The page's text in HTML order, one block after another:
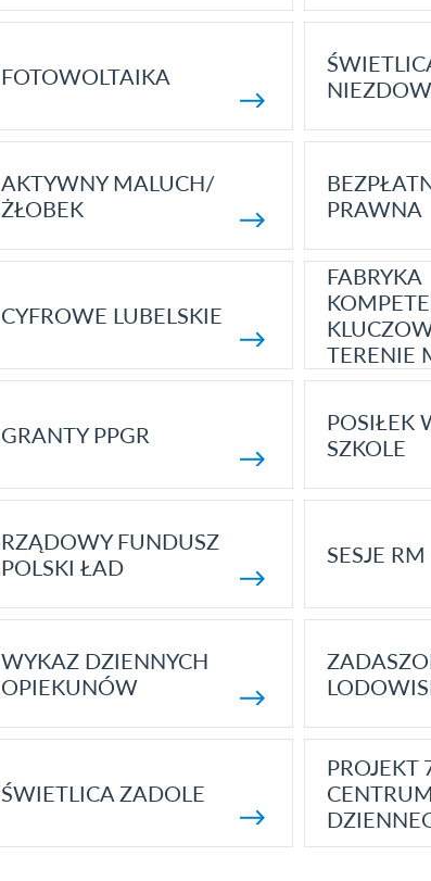
FOTOWOLTAIKA
AKTYWNY MALUCH/
ŻŁOBEK
PRAWNA
CYFROWE LUBELSKIE
FABRYKA
TERENIE
GRANTY PPGR
POSIŁEK
SZKOLE
RZĄDOWY FUNDUSZ
POLSKI ŁAD
SESJE
WYKAZ DZIENNYCH
OPIEKUNÓW
ŚWIETLICA ZADOLE
PROJEKT